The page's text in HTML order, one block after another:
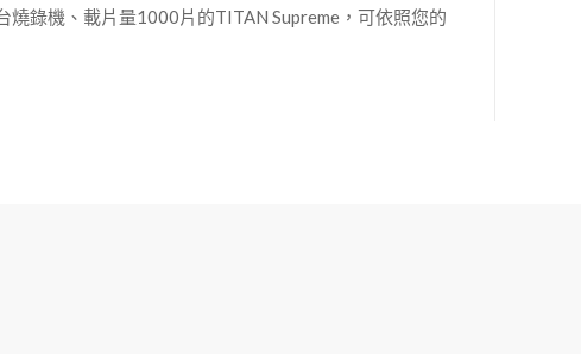
錄機、載片量1000片的TITAN Supreme，可依照您的